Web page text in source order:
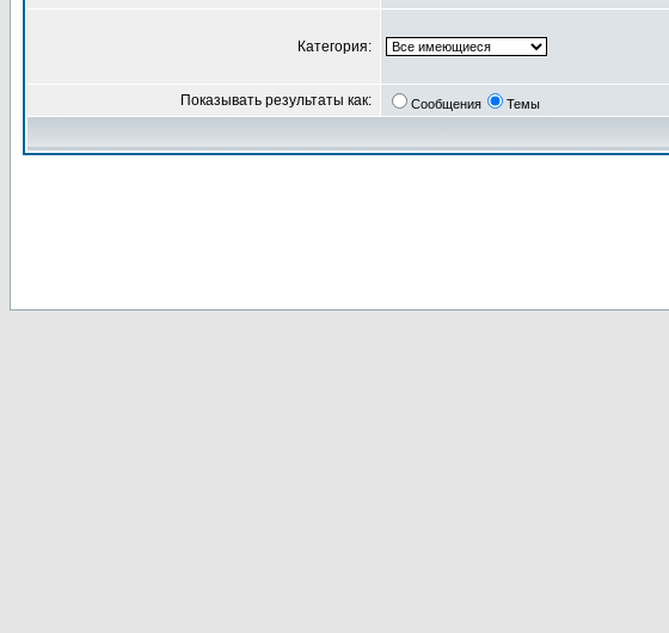
Категория:
Показывать результаты как: Сообщения Темы